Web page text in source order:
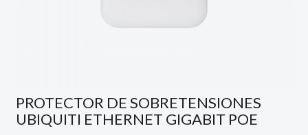
PROTECTOR DE SOBRETENSIONES
UBIQUITI ETHERNET GIGABIT POE